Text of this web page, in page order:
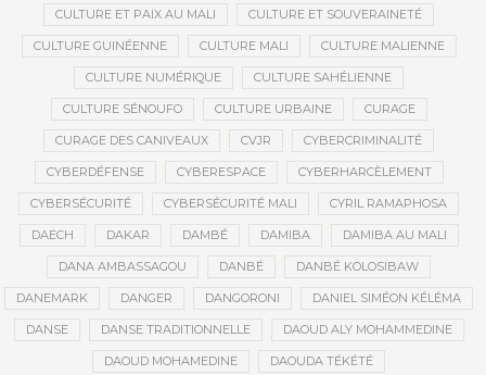
CULTURE ET PAIX AU MALI CULTURE ET SOUVERAINETÉ
CULTURE GUINÉENNE CULTURE MALI CULTURE MALIENNE
CULTURE NUMÉRIQUE CULTURE SAHÉLIENNE
CULTURE SÉNOUFO CULTURE URBAINE CURAGE
CURAGE DES CANIVEAUX CVJR CYBERCRIMINALITÉ
CYBERDÉFENSE CYBERESPACE CYBERHARCÈLEMENT
CYBERSÉCURITÉ CYBERSÉCURITÉ MALI CYRIL RAMAPHOSA
DAECH DAKAR DAMBÉ DAMIBA DAMIBA AU MALI
DANA AMBASSAGOU DANBÉ DANBÉ KOLOSIBAW
DANEMARK DANGER DANGORONI DANIEL SIMÉON KÉLÉMA
DANSE DANSE TRADITIONNELLE DAOUD ALY MOHAMMEDINE
DAOUD MOHAMEDINE DAOUDA TÉKÉTÉ